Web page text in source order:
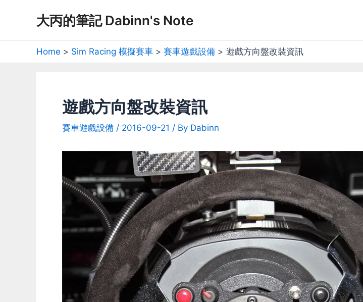
大丙的筆記 Dabinn's Note
Home Sim Racing 模擬賽車 賽車遊戲設備 遊戲方向盤改裝資訊
遊戲方向盤改裝資訊
賽車遊戲設備 / 2016-09-21 / By Dabinn